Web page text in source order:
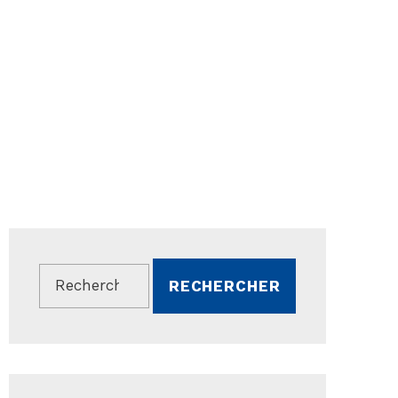
Rechercher :